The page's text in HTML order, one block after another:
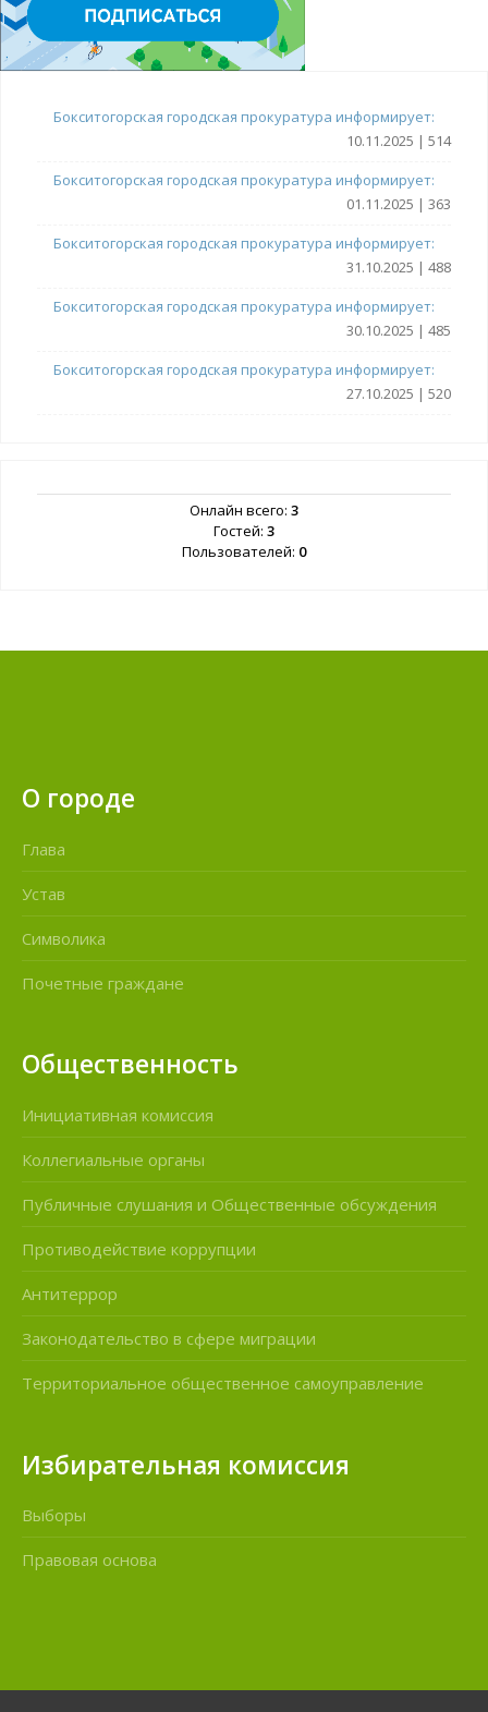
Бокситогорская городская прокуратура информирует:
10.11.2025 | 514
Бокситогорская городская прокуратура информирует:
01.11.2025 | 363
Бокситогорская городская прокуратура информирует:
31.10.2025 | 488
Бокситогорская городская прокуратура информирует:
30.10.2025 | 485
Бокситогорская городская прокуратура информирует:
27.10.2025 | 520
Онлайн всего: 3
Гостей: 3
Пользователей: 0
О городе
Глава
Устав
Символика
Почетные граждане
Общественность
Инициативная комиссия
Коллегиальные органы
Публичные слушания и Общественные обсуждения
Противодействие коррупции
Антитеррор
Законодательство в сфере миграции
Территориальное общественное самоуправление
Избирательная комиссия
Выборы
Правовая основа